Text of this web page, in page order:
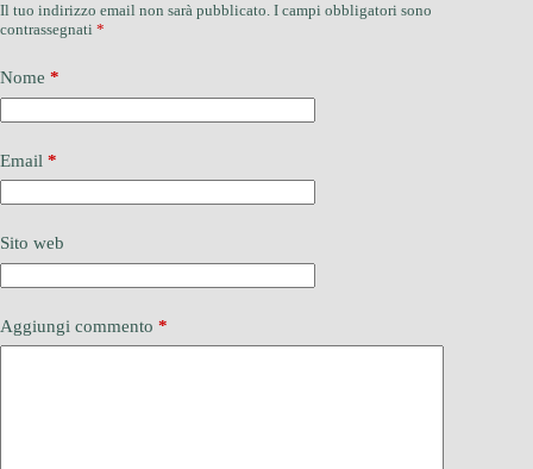
Il tuo indirizzo email non sarà pubblicato. I campi obbligatori sono
contrassegnati *
Nome *
Email *
Sito web
Aggiungi commento *